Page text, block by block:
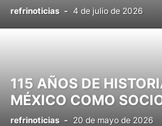
refrinoticias - 4 de julio de 2026
115 AÑOS DE
MÉXICO COMO
refrinoticias - 20 de mayo de 2026